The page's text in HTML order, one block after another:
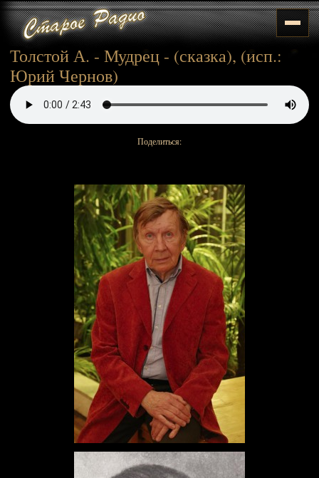
Толстой А. - Мудрец - (сказка), (исп.:
Юрий Чернов)
Поделиться: